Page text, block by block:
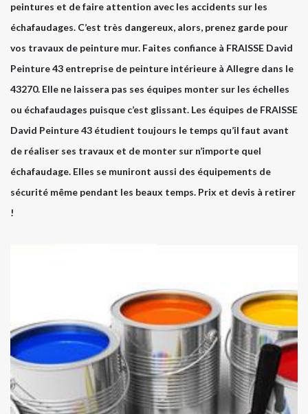
peintures et de faire attention avec les accidents sur les
échafaudages. C’est très dangereux, alors, prenez garde pour
vos travaux de peinture mur. Faites confiance à FRAISSE David
Peinture 43 entreprise de peinture intérieure à Allegre dans le
43270. Elle ne laissera pas ses équipes monter sur les échelles
ou échafaudages puisque c’est glissant. Les équipes de FRAISSE
David Peinture 43 étudient toujours le temps qu’il faut avant
de réaliser ses travaux et de monter sur n’importe quel
échafaudage. Elles se muniront aussi des équipements de
sécurité même pendant les beaux temps. Prix et devis à retirer
!